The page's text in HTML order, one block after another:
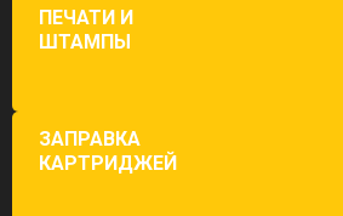
ПЕЧАТИ И
ШТАМПЫ
ЗАПРАВКА
КАРТРИДЖЕЙ